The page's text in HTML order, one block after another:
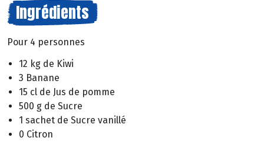
Ingrédients
Pour 4 personnes
12 kg de Kiwi
3 Banane
15 cl de Jus de pomme
500 g de Sucre
1 sachet de Sucre vanillé
0 Citron